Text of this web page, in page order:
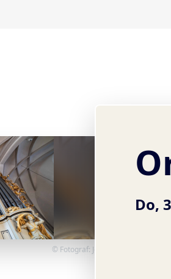
© Fotograf: Jens Wiese
Do,